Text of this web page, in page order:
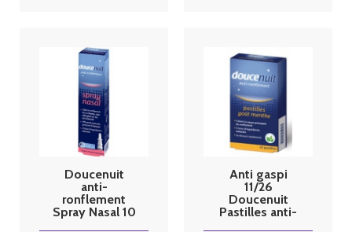
Doucenuit
anti-
ronflement
Spray Nasal 10
Anti gaspi
11/26
Doucenuit
Pastilles anti-